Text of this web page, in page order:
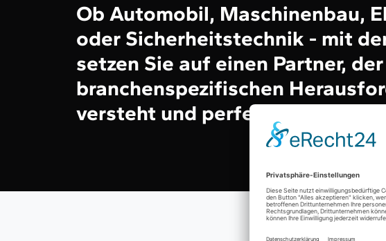
Ob Automobil, Maschinenbau,
oder Sicherheitstechnik - mit
setzen Sie auf einen Partner,
branchenspezifischen
versteht und perfekte